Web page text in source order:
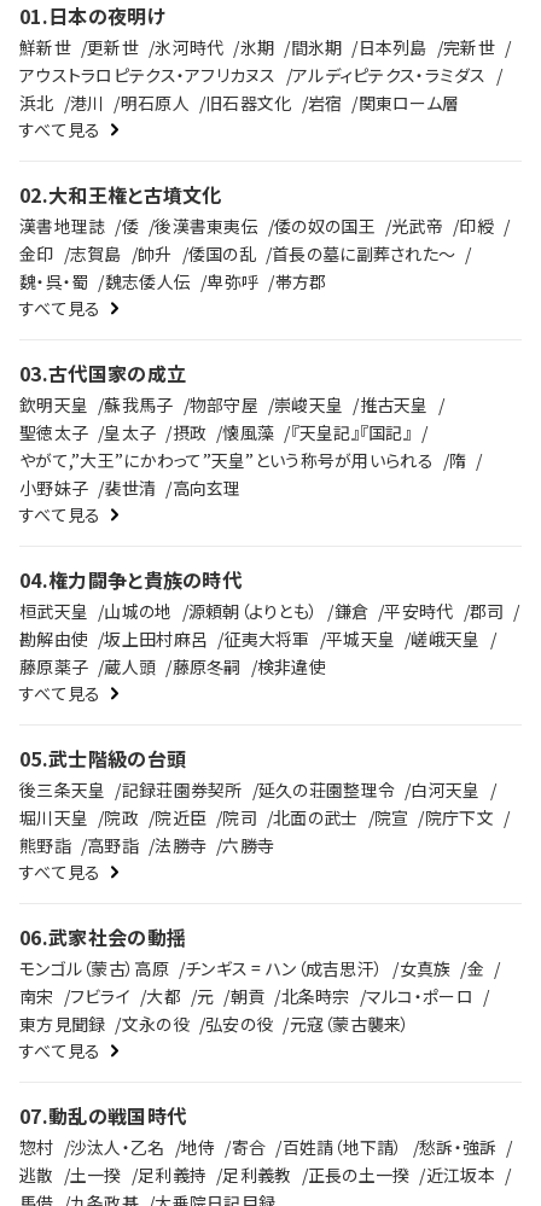
01.日本の夜明け
鮮新世 更新世 氷河時代 氷期 間氷期 日本列島
完新世
アウストラロピテクス・アフリカヌス
アルディピテクス・ラミダス
浜北
港川 明石原人 旧石器文化 岩宿
関東ローム層
すべて見る
02.大和王権と古墳文化
漢書地理誌 倭 後漢書東夷伝 倭の奴の国王 光武帝
印綬
金印
志賀島 帥升 倭国の乱
首長の墓に副葬された～
魏・呉・蜀
魏志倭人伝 卑弥呼
帯方郡
すべて見る
03.古代国家の成立
欽明天皇 蘇我馬子 物部守屋 崇峻天皇
推古天皇
聖徳太子
皇太子 摂政 懐風藻
『天皇記』『国記』
やがて,”大王”にかわって”天皇”という称号が用いられる
隋
小野妹子
裴世清
高向玄理
すべて見る
04.権力闘争と貴族の時代
桓武天皇 山城の地 源頼朝（よりとも） 鎌倉 平安時代
郡司
勘解由使
坂上田村麻呂 征夷大将軍 平城天皇
嵯峨天皇
藤原薬子
蔵人頭 藤原冬嗣
検非違使
すべて見る
05.武士階級の台頭
後三条天皇 記録荘園券契所 延久の荘園整理令
白河天皇
堀川天皇
院政 院近臣 院司 北面の武士 院宣
院庁下文
熊野詣
高野詣 法勝寺
六勝寺
すべて見る
06.武家社会の動揺
モンゴル（蒙古）高原 チンギス = ハン（成吉思汗） 女真族
金
南宋
フビライ 大都 元 朝貢 北条時宗
マルコ・ポーロ
東方見聞録
文永の役 弘安の役
元寇（蒙古襲来）
すべて見る
07.動乱の戦国時代
惣村 沙汰人・乙名 地侍 寄合 百姓請（地下請）
愁訴・強訴
逃散
土一揆 足利義持 足利義教 正長の土一揆
近江坂本